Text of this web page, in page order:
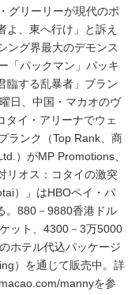
グリーリーが現代のボ
よ、東へ行け」と訴え
ング界最大のデモンス
「パックマン」パッキ
臨する乱暴者」ブラン
日、中国・マカオのヴ
タイ・アリーナでウェ
ランク（Top Rank、商
）がMP Promotions、
リオス：コタイの激突
）」はHBOペイ・パ
。880－9880香港ドル
ット、4300－3万5000
ホテル代込パッケージ
）を通じて販売中。詳
mannyを参